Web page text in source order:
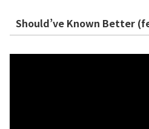
Should’ve Known Better